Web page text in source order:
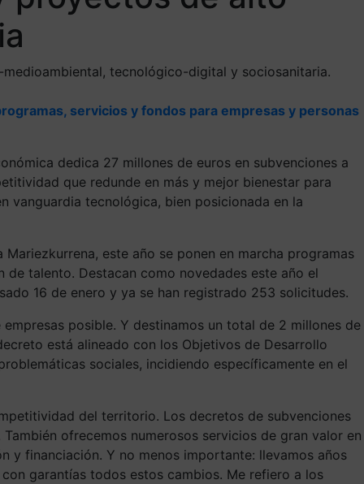
tecnológico-digital y sociosanitaria.
servicios y fondos para empresas y personas
dedica 27 millones de euros en subvenciones a
que redunde en más y mejor bienestar para
vanguardia tecnológica, bien posicionada en la
este año se ponen en marcha programas
talento. Destacan como novedades este año el
16 de enero y ya se han registrado 253 solicitudes.
posible. Y destinamos un total de 2 millones de
está alineado con los Objetivos de Desarrollo
sociales, incidiendo específicamente en el
del territorio. Los decretos de subvenciones
ofrecemos numerosos servicios de gran valor en
y financiación. Y no menos importante: llevamos años
garantías todos estos cambios. Me refiero a los